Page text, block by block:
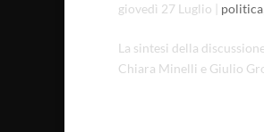
giovedì 27 Luglio politica
La sintesi della
Chiara Minelli e Giulio